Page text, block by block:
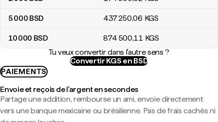
5 000 BSD 437 250,06 KGS
10 000 BSD 874 500,11 KGS
Tu veux convertir dans l'autre sens ?
Convertir KGS en BSD
PAIEMENTS
Envoie et reçois de l'argent en secondes
Partage une addition, rembourse un ami, envoie directement
vers une banque mexicaine ou brésilienne. Pas de frais cachés ni